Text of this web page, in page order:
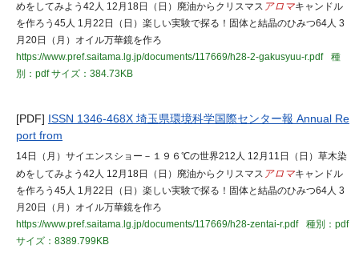
めをしてみよう42人 12月18日（日）廃油からクリスマス アロマキャンドル
を作ろう45人 1月22日（日）楽しい実験で探る！固体と結晶のひみつ64人 3
月20日（月）オイル万華鏡を作ろ
https://www.pref.saitama.lg.jp/documents/117669/h28-2-gakusyuu-r.pdf
種
別：pdfサイズ：384.73KB
[PDF] ISSN 1346-468X 埼玉県環境科学国際センター報 Annual Re
port from
14日（月）サイエンスショー－１９６℃の世界212人 12月11日（日）草木染
めをしてみよう42人 12月18日（日）廃油からクリスマス アロマキャンドル
を作ろう45人 1月22日（日）楽しい実験で探る！固体と結晶のひみつ64人 3
月20日（月）オイル万華鏡を作ろ
https://www.pref.saitama.lg.jp/documents/117669/h28-zentai-r.pdf
種別：pdf
サイズ：8389.799KB